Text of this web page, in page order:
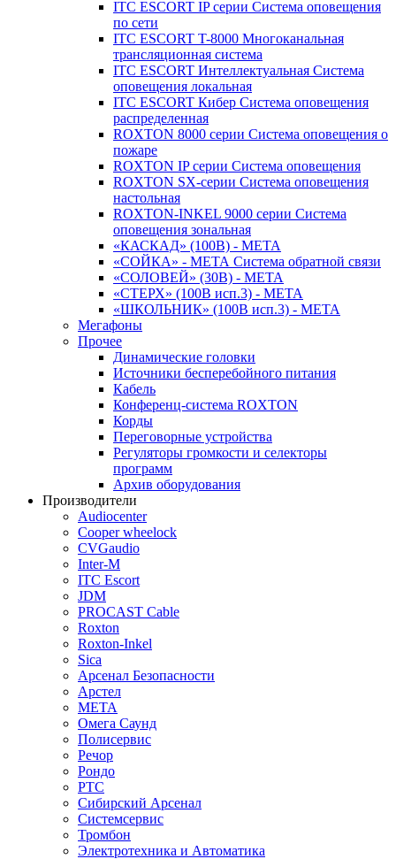
ITC ESCORT IP серии Система оповещения
по сети
ITC ESCORT T-8000 Многоканальная
трансляционная система
ITC ESCORT Интеллектуальная Система
оповещения локальная
ITC ESCORT Кибер Система оповещения
распределенная
ROXTON 8000 серии Система оповещения о
пожаре
ROXTON IP серии Система оповещения
ROXTON SX-серии Система оповещения
настольная
ROXTON-INKEL 9000 серии Система
оповещения зональная
«КАСКАД» (100В) - МЕТА
«СОЙКА» - МЕТА Система обратной связи
«СОЛОВЕЙ» (30В) - МЕТА
«СТЕРХ» (100В исп.3) - МЕТА
«ШКОЛЬНИК» (100В исп.3) - МЕТА
Мегафоны
Прочее
Динамические головки
Источники бесперебойного питания
Кабель
Конференц-система ROXTON
Корды
Переговорные устройства
Регуляторы громкости и селекторы
программ
Архив оборудования
Производители
Audiocenter
Cooper wheelock
CVGaudio
Inter-M
ITC Escort
JDM
PROCAST Cable
Roxton
Roxton-Inkel
Sica
Арсенал Безопасности
Арстел
МЕТА
Омега Саунд
Полисервис
Речор
Рондо
РТС
Сибирский Арсенал
Системсервис
Тромбон
Электротехника и Автоматика